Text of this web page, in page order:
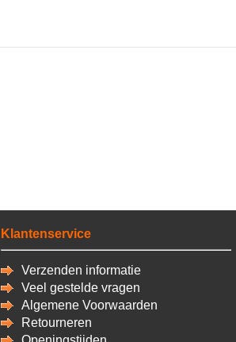
Klantenservice
Verzenden informatie
Veel gestelde vragen
Algemene Voorwaarden
Retourneren